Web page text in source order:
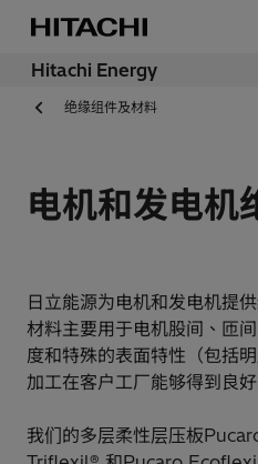
Hitachi Energy
绝缘组件及材料
电机和发电机
日立能源为电机和发电机提
材料主要用于电机股间、匝
度和特殊的表面特性（包括
加工在客户工厂能够得到良好
我们的多层柔性层压板